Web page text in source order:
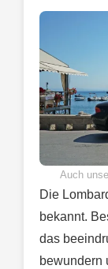
Auch
Die
bekannt.
das
bewundern